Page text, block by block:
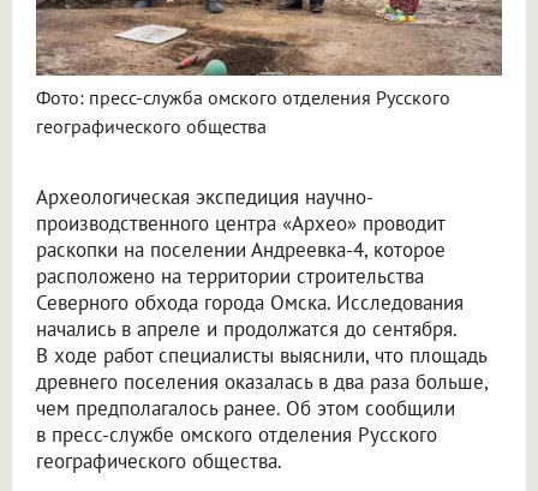
Фото: пресс-служба омского отделения Русского
географического общества
Археологическая экспедиция научно-
производственного центра «Архео» проводит
раскопки на поселении Андреевка-4, которое
расположено на территории строительства
Северного обхода города Омска. Исследования
начались в апреле и продолжатся до сентября.
В ходе работ специалисты выяснили, что площадь
древнего поселения оказалась в два раза больше,
чем предполагалось ранее. Об этом сообщили
в пресс-службе омского отделения Русского
географического общества.